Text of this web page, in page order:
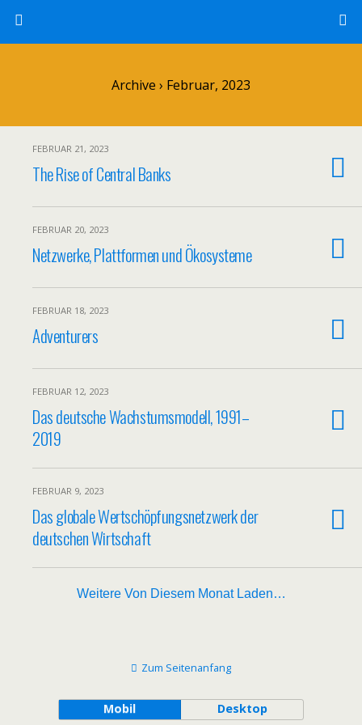
Archive › Februar, 2023
FEBRUAR 21, 2023
The Rise of Central Banks
FEBRUAR 20, 2023
Netzwerke, Plattformen und Ökosysteme
FEBRUAR 18, 2023
Adventurers
FEBRUAR 12, 2023
Das deutsche Wachstumsmodell, 1991–
2019
FEBRUAR 9, 2023
Das globale Wertschöpfungsnetzwerk der
deutschen Wirtschaft
Weitere Von Diesem Monat Laden…
Zum Seitenanfang
Mobil Desktop